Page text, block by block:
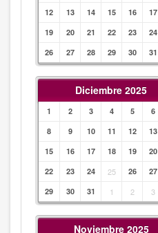
12
13 14 15 16 17
19
20 21 22 23 24
26
27 28 29 30 31
Diciembre 2025
1 2 3 4 5 6
8
9 10 11 12 13
15
16 17 18 19 20
22
23 24 25 26 27
29
30 31 1 2 3
Noviembre 2025